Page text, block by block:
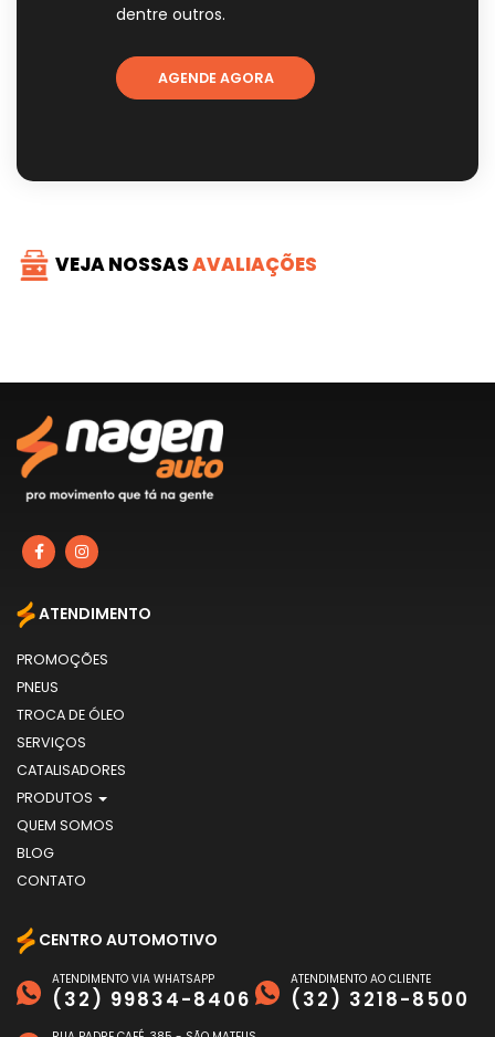
dentre outros.
AGENDE AGORA
VEJA NOSSASAVALIAÇÕES
ATENDIMENTO
PROMOÇÕES
PNEUS
TROCA DE ÓLEO
SERVIÇOS
CATALISADORES
PRODUTOS
QUEM SOMOS
BLOG
CONTATO
CENTRO AUTOMOTIVO
ATENDIMENTO VIA WHATSAPP
(32) 99834-8406
ATENDIMENTO AO CLIENTE
(32) 3218-8500